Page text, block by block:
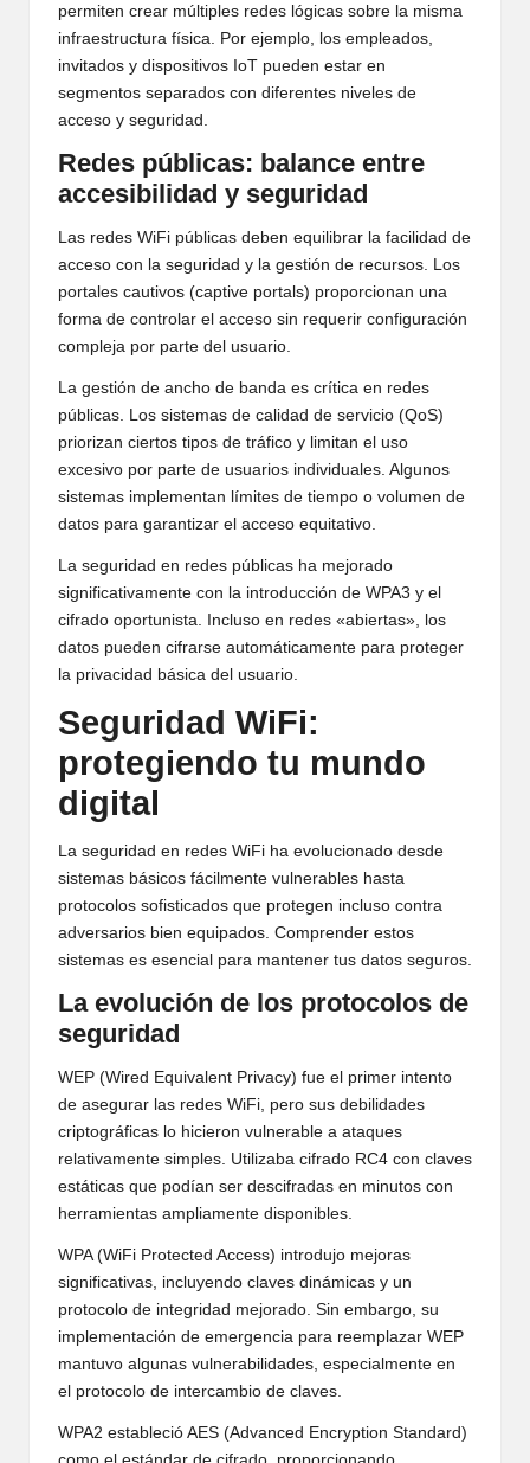
permiten crear múltiples redes lógicas sobre la misma
infraestructura física. Por ejemplo, los empleados,
invitados y dispositivos IoT pueden estar en
segmentos separados con diferentes niveles de
acceso y seguridad.
Redes públicas: balance entre
accesibilidad y seguridad
Las redes WiFi públicas deben equilibrar la facilidad de
acceso con la seguridad y la gestión de recursos. Los
portales cautivos (captive portals) proporcionan una
forma de controlar el acceso sin requerir configuración
compleja por parte del usuario.
La gestión de ancho de banda es crítica en redes
públicas. Los sistemas de calidad de servicio (QoS)
priorizan ciertos tipos de tráfico y limitan el uso
excesivo por parte de usuarios individuales. Algunos
sistemas implementan límites de tiempo o volumen de
datos para garantizar el acceso equitativo.
La seguridad en redes públicas ha mejorado
significativamente con la introducción de WPA3 y el
cifrado oportunista. Incluso en redes «abiertas», los
datos pueden cifrarse automáticamente para proteger
la privacidad básica del usuario.
Seguridad WiFi:
protegiendo tu mundo
digital
La seguridad en redes WiFi ha evolucionado desde
sistemas básicos fácilmente vulnerables hasta
protocolos sofisticados que protegen incluso contra
adversarios bien equipados. Comprender estos
sistemas es esencial para mantener tus datos seguros.
La evolución de los protocolos de
seguridad
WEP (Wired Equivalent Privacy) fue el primer intento
de asegurar las redes WiFi, pero sus debilidades
criptográficas lo hicieron vulnerable a ataques
relativamente simples. Utilizaba cifrado RC4 con claves
estáticas que podían ser descifradas en minutos con
herramientas ampliamente disponibles.
WPA (WiFi Protected Access) introdujo mejoras
significativas, incluyendo claves dinámicas y un
protocolo de integridad mejorado. Sin embargo, su
implementación de emergencia para reemplazar WEP
mantuvo algunas vulnerabilidades, especialmente en
el protocolo de intercambio de claves.
WPA2 estableció AES (Advanced Encryption Standard)